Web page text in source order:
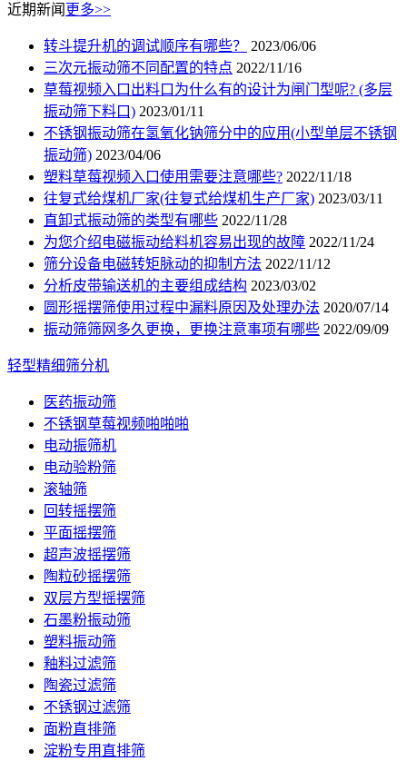
近期新闻 更多>>
转斗提升机的调试顺序有哪些？
2023/06/06
三次元振动筛不同配置的特点 2022/11/16
草莓视频入口出料口为什么有的设计为闸门型呢? (多层
振动筛下料口) 2023/01/11
不锈钢振动筛在氢氧化钠筛分中的应用(小型单层不锈钢
振动筛) 2023/04/06
塑料草莓视频入口使用需要注意哪些? 2022/11/18
往复式给煤机厂家(往复式给煤机生产厂家) 2023/03/11
直卸式振动筛的类型有哪些 2022/11/28
为您介绍电磁振动给料机容易出现的故障 2022/11/24
筛分设备电磁转矩脉动的抑制方法 2022/11/12
分析皮带输送机的主要组成结构 2023/03/02
圆形摇摆筛使用过程中漏料原因及处理办法 2020/07/14
振动筛筛网多久更换，更换注意事项有哪些 2022/09/09
轻型精细筛分机
医药振动筛
不锈钢草莓视频啪啪啪
电动振筛机
电动验粉筛
滚轴筛
回转摇摆筛
平面摇摆筛
超声波摇摆筛
陶粒砂摇摆筛
双层方型摇摆筛
石墨粉振动筛
塑料振动筛
釉料过滤筛
陶瓷过滤筛
不锈钢过滤筛
面粉直排筛
淀粉专用直排筛